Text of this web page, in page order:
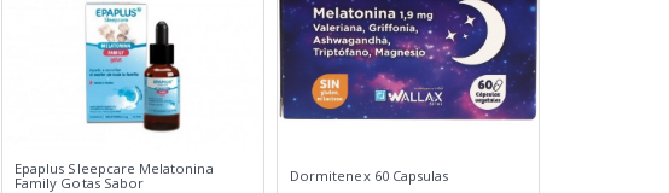
Epaplus Sleepcare Melatonina
Family Gotas Sabor
Dormitenex 60 Capsulas